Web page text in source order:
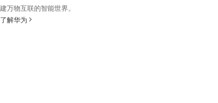
建万物互联的智能世界。
了解华为